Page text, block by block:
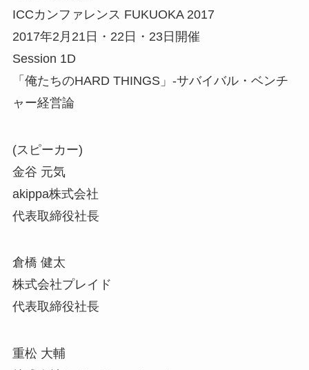
ICCカンファレンス FUKUOKA 2017
2017年2月21日・22日・23日開催
Session 1D
「俺たちのHARD THINGS」-サバイバル・ベンチ
ャー経営論
(スピーカー)
金谷 元気
akippa株式会社
代表取締役社長
倉橋 健太
株式会社プレイド
代表取締役社長
重松 大輔